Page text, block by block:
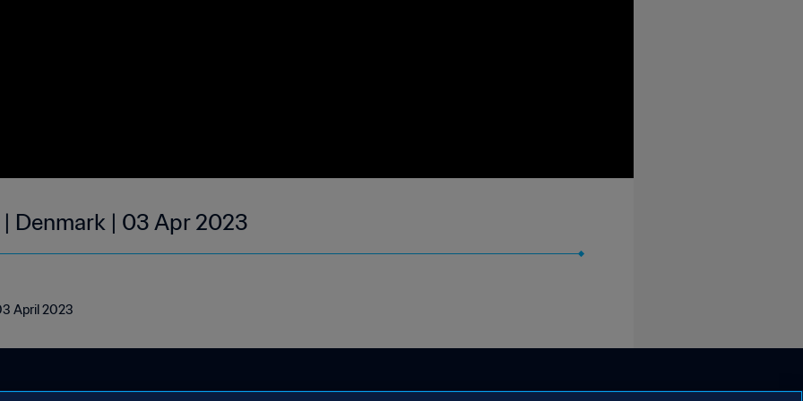
Denmark | 03 Apr 2023
April 2023